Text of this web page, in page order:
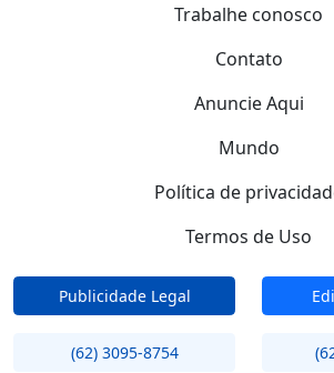
Trabalhe conosco
Contato
Anuncie Aqui
Mundo
Política de
Termos de Uso
Publicidade Legal
(62) 3095-8754